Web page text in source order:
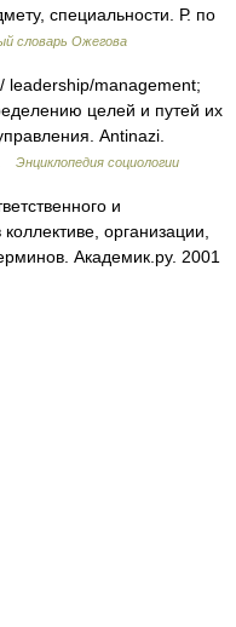
специальности. Р. по
словарь Ожегова
leadership/management;
целей и путей их
Antinazi.
Энциклопедия социологии
и
организации,
Академик.ру. 2001